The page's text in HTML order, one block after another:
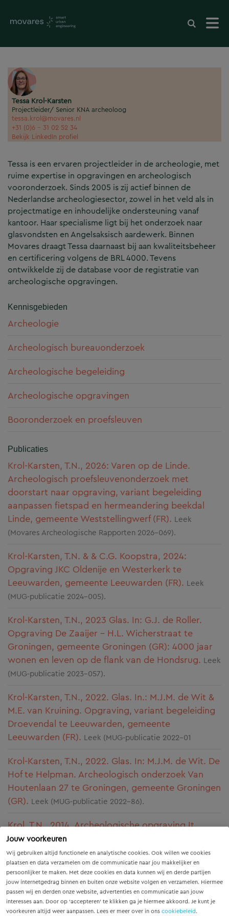
Jouw voorkeuren
Wij gebruiken altijd functionele en analytische cookies. Ook willen we cookies
plaatsen en data verzamelen om de communicatie naar jou makkelijker en
persoonlijker te maken. Met deze cookies en data kunnen wij en derde partijen
jouw internetgedrag binnen en buiten onze website volgen en verzamelen. Hiermee
passen wij en derden onze website, advertenties en communicatie aan jouw
interesses aan. Door op ‘accepteren’ te klikken ga je hiermee akkoord. Je kunt je
voorkeuren altijd weer aanpassen. Lees er meer over in ons cookiebeleid.
Tessa is een ervaren projectleider in de archeologie, met
ruime expertise in opgravingen en archeologisch
vooronderzoek. Sinds 2005 is zij actief binnen de
Nederlandse archeologiesector, zowel in het veld als in
projectmatige en inhoudelijke ondersteuning vanaf
kantoor. Haar specialisme ligt bij het onderzoek naar
glasvondsten en Angelsaksisch aardewerk. Binnen
Movares draagt Tessa daarnaast bij aan kwaliteitsbeheer
en certificering volgens de BRL 4000. Tevens
ontwikkelde zij de database voor de registratie van
archeologische opgravingen.
Kennisgebieden
Archeologie
Archeologisch bureauonderzoek
Archeologische begeleiding
Archeologische opgravingen
Booronderzoek en proefsleuven
Publicaties
Krol-Karsten, T.N., 2026: Varen op de Linde.
Archeologisch proefsleuvenonderzoek met
doorstart naar opgraving, variant begeleiding
aanpassen fietspad en hermeandering beekdal
Linde, gemeente Weststellingwerf (FR). Leek
(Movares Archeologische Rapporten 2026-069).
Krol-Karsten, T.N. & & C.G. Koopstra, 2024:
Opgraving JKC Oldenije en Westerkerk te
Leeuwarden, gemeente Leeuwarden (FR). Leek
(MUG-publicatie 2024-005).
Krol-Karsten, T.N., 2023 Glas. In: G.J. de Roller.
Opgraving De Zaaijer - H.L. Wicherstraat te
Groningen, gemeente Groningen (GR): 4000 jaar
wonen en leven op de flank van de Hondsrug. Leek
(MUG-publicatie 2023-057).
Krol-Karsten, T.N., 2022. Glas. In.: M.J.M. de Wit &
M.E. van Kruining. Opgraving, variant begeleiding
Droevendal te Leeuwarden, gemeente
Leeuwarden (FR). Leek (MUG-publicatie 2022-01
Krol-Karsten, T.N., 2022. Glas. In: M.J.M. de Wit. De
Hof te Helpman. Archeologisch onderzoek Van
Houtenlaan 27 te Groningen, gemeente Groningen
(GR). Leek (MUG-publicatie 2022-86).
Krol, T.N., 2014. Archeologische opgraving It
Noard 99-107 te Workum, gemeente Súdwest-
Fryslân (FR).Leek (MUG-publicatie 2014-74).
Krol, T.N., 2013. Archeologische opgraving
Helperzoom, spoorverbreding, te Groningen,
gemeente Groningen (GR).Leek (MUG-publicatie
Tessa Krol-Karsten
Projectleider/ Senior KNA archeoloog
tessa.krol@movares.nl
+31 (0)6 - 31 02 52 34
Bekijk LinkedIn profiel